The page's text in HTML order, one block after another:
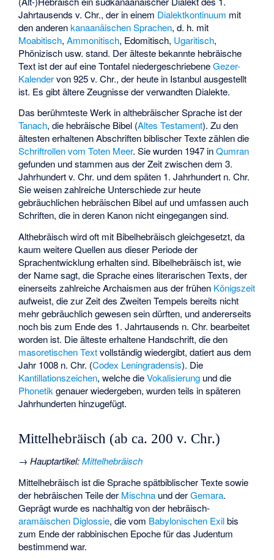
Jahrtausends v. Chr., der in einem Dialektkontinuum mit
den anderenkanaanäischen Sprachen, d. h. mit
Moabitisch,Ammonitisch, Edomitisch, Ugaritisch,
Phönizisch usw. stand. Der älteste bekannte hebräische
Text ist der auf eine Tontafel niedergeschriebeneGezer-
Kalendervon 925 v. Chr., der heute in Istanbul ausgestellt
ist. Es gibt ältere Zeugnisse der verwandten Dialekte.
Das berühmteste Werk in althebräischer Sprache ist der
Tanach, die hebräische Bibel (Altes Testament). Zu den
ältesten erhaltenen Abschriften biblischer Texte zählen die
Schriftrollen vom Toten Meer. Sie wurden 1947 inQumran
gefunden und stammen aus der Zeit zwischen dem 3.
Jahrhundert v. Chr. und dem späten 1. Jahrhundert n. Chr.
Sie weisen zahlreiche Unterschiede zur heute
gebräuchlichen hebräischen Bibel auf und umfassen auch
Schriften, die in deren Kanon nicht eingegangen sind.
Althebräisch wird oft mit Bibelhebräisch gleichgesetzt, da
kaum weitere Quellen aus dieser Periode der
Sprachentwicklung erhalten sind. Bibelhebräisch ist, wie
der Name sagt, die Sprache eines literarischen Texts, der
einerseits zahlreiche Archaismen aus der frühen Königszeit
aufweist, die zur Zeit desZweiten Tempels bereits nicht
mehr gebräuchlich gewesen sein dürften, und andererseits
noch bis zum Ende des 1. Jahrtausends n. Chr. bearbeitet
worden ist. Die älteste erhaltene Handschrift, die den
masoretischen Textvollständig wiedergibt, datiert aus dem
Jahr 1008 n. Chr. (Codex Leningradensis). Die
Kantillationszeichen, welche dieVokalisierung und die
Phonetik genauer wiedergeben, wurden teils in späteren
Jahrhunderten hinzugefügt.
Mittelhebräisch (ab ca. 200 v. Chr.)
→Hauptartikel:Mittelhebräisch
Mittelhebräisch ist die Sprache spätbiblischer Texte sowie
der hebräischen Teile der Mischna und derGemara.
Geprägt wurde es nachhaltig von der hebräisch-
aramäischen Diglossie, die vom Babylonischen Exilbis
zum Ende der rabbinischen Epoche für das Judentum
bestimmend war.